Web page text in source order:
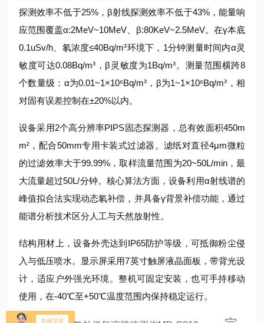
探测效率不低于25%，β射线探测效率不低于43%，能量响
应范围覆盖α:2MeV~10MeV、β:80KeV~2.5MeV。在γ本底
0.1uSv/h、氡浓度≤40Bq/m³环境下，1分钟测量时间内α灵
敏度可达0.08Bq/m³，β灵敏度为1Bq/m³。测量范围横跨8
个数量级：α为0.01~1×10⁶Bq/m³，β为1~1×10⁶Bq/m³，相
对固有误差控制在±20%以内。
设备采用2个高分辨率PIPS固态探测器，总有效面积450m
m²，配合50mm专用卡装式过滤器。滤纸对直径4μm微粒
的过滤效率大于99.99%，取样流量范围为20~50L/min，最
大流量超过50L/分钟。核心算法方面，设备利用α射线谱的
峰值拟合法实现动态氡补偿，并具备γ背景补偿功能，通过
能谱分析技术区分人工与天然放射性。
结构用材上，设备外壳达到IP65防护等级，可抵御粉尘侵
入与低压喷水。显示屏采用7英寸触屏液晶面板，带背光设
计，适应户外强光环境。整机可固定安装，也可手持移动
使用，在-40℃至+50℃温度范围内保持稳定运行。